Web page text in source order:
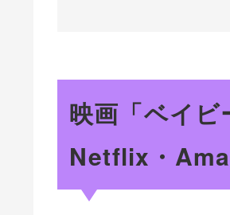
映画「ベイ
Netflix・